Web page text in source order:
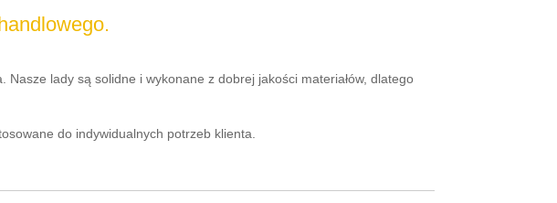
Nasze lady są solidne i wykonane z dobrej jakości materiałów, dlatego
do indywidualnych potrzeb klienta.